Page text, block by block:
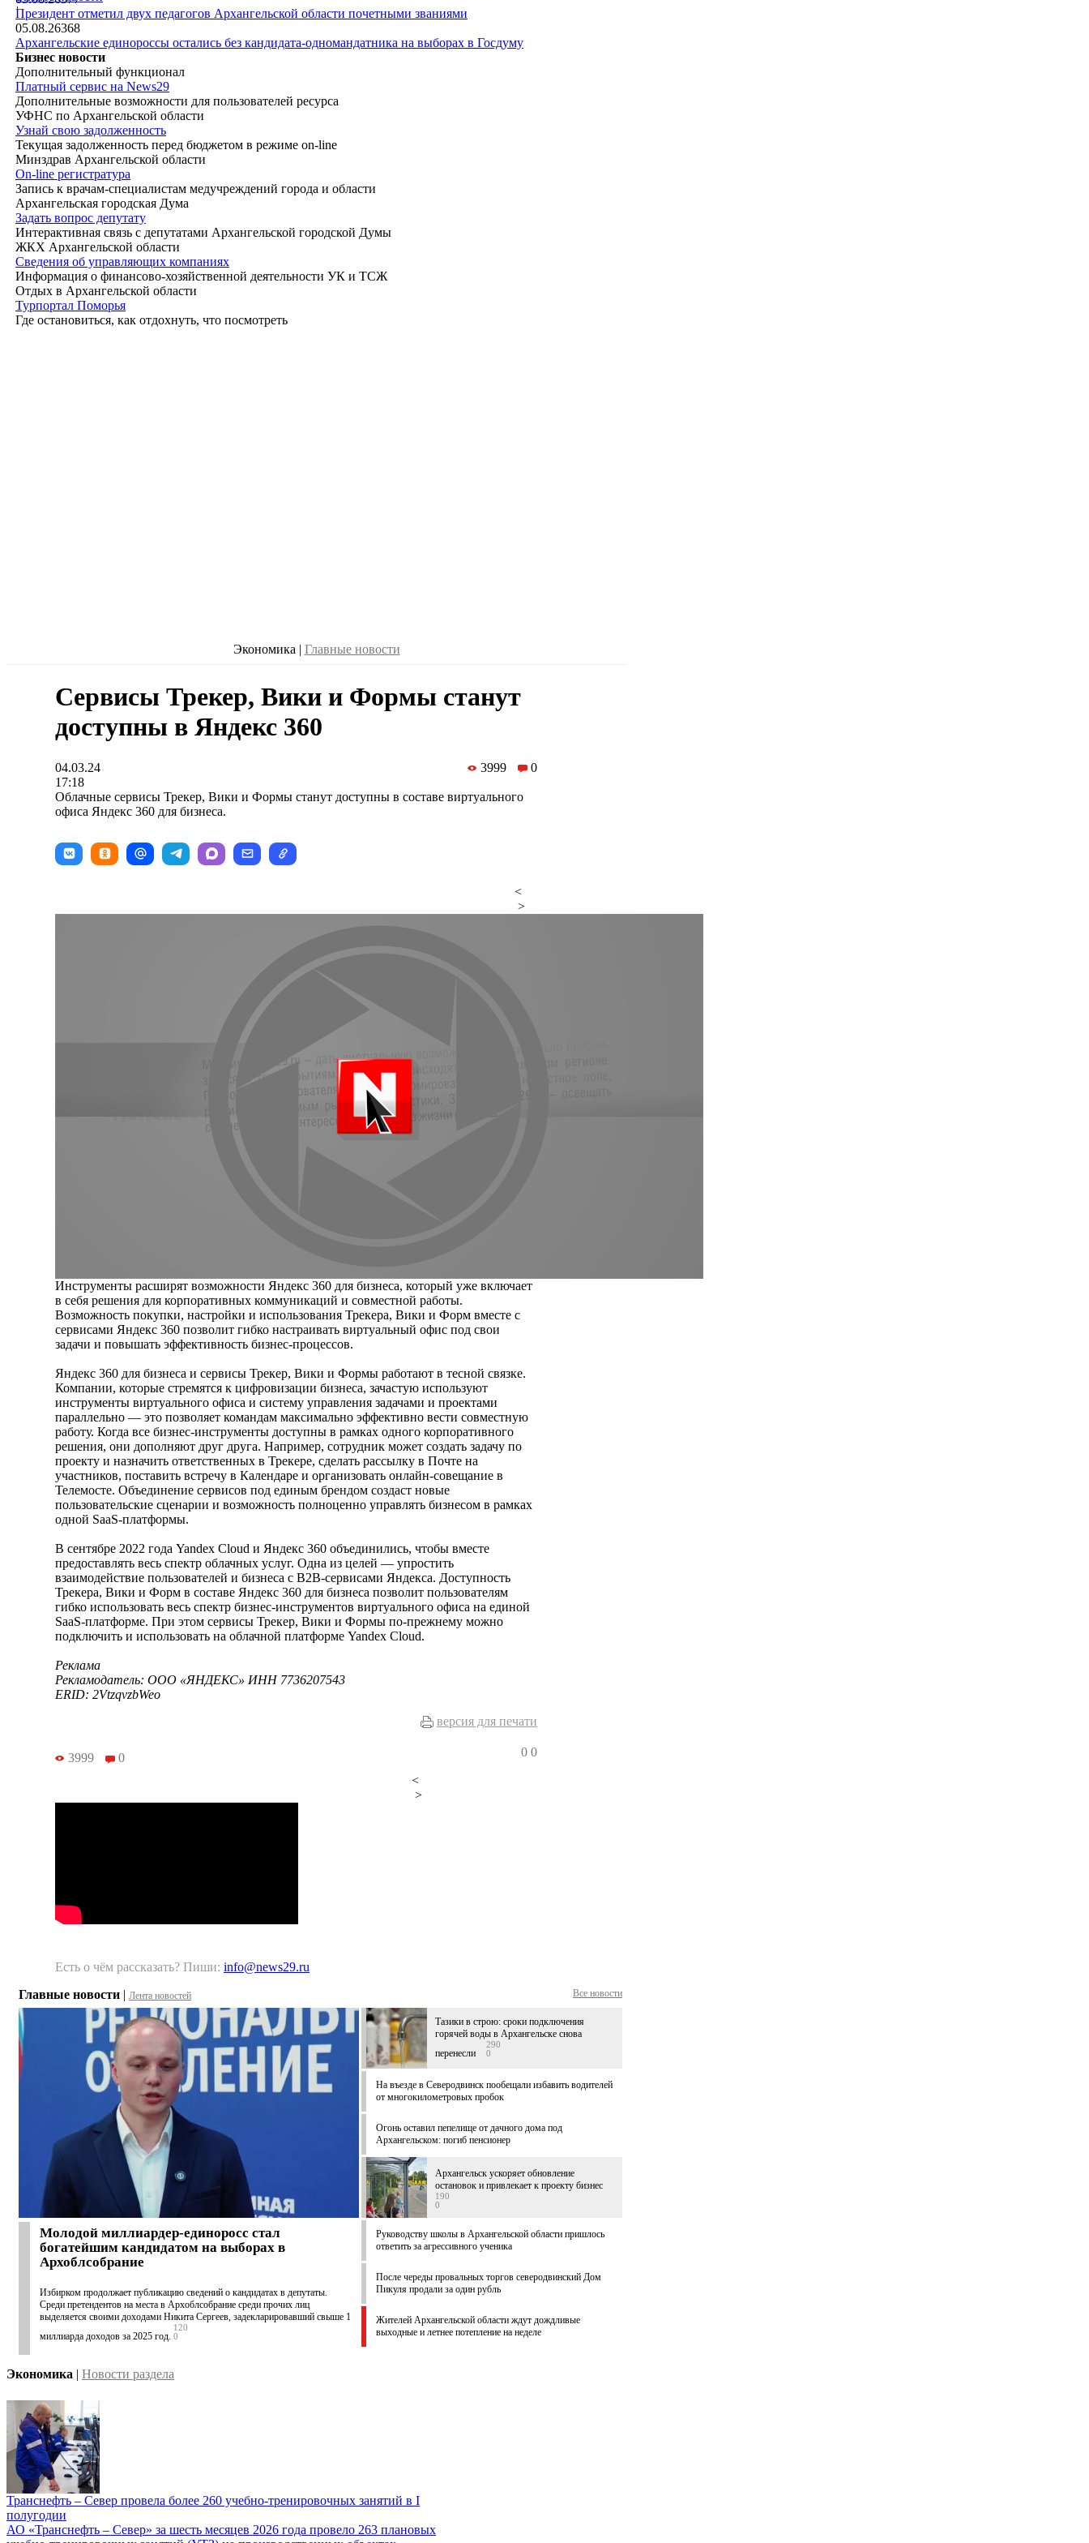
|
Президент отметил двух педагогов Архангельской области почетными званиями
05.08.26368
Архангельские единороссы остались без кандидата-одномандатника на выборах в Госдуму
Бизнес новости
Дополнительный функционал
Платный сервис на News29
Дополнительные возможности для пользователей ресурса
УФНС по Архангельской области
Узнай свою задолженность
Текущая задолженность перед бюджетом в режиме on-line
Минздрав Архангельской области
On-line регистратура
Запись к врачам-специалистам медучреждений города и области
Архангельская городская Дума
Задать вопрос депутату
Интерактивная связь с депутатами Архангельской городской Думы
ЖКХ Архангельской области
Сведения об управляющих компаниях
Информация о финансово-хозяйственной деятельности УК и ТСЖ
Отдых в Архангельской области
Турпортал Поморья
Где остановиться, как отдохнуть, что посмотреть
Экономика | Главные новости
Сервисы Трекер, Вики и Формы станут
доступны в Яндекс 360
04.03.24
17:18
3999 0
Облачные сервисы Трекер, Вики и Формы станут доступны в составе виртуального
офиса Яндекс 360 для бизнеса.
<
>
Инструменты расширят возможности Яндекс 360 для бизнеса, который уже включает
в себя решения для корпоративных коммуникаций и совместной работы.
Возможность покупки, настройки и использования Трекера, Вики и Форм вместе с
сервисами Яндекс 360 позволит гибко настраивать виртуальный офис под свои
задачи и повышать эффективность бизнес-процессов.
Яндекс 360 для бизнеса и сервисы Трекер, Вики и Формы работают в тесной связке.
Компании, которые стремятся к цифровизации бизнеса, зачастую используют
инструменты виртуального офиса и систему управления задачами и проектами
параллельно — это позволяет командам максимально эффективно вести совместную
работу. Когда все бизнес-инструменты доступны в рамках одного корпоративного
решения, они дополняют друг друга. Например, сотрудник может создать задачу по
проекту и назначить ответственных в Трекере, сделать рассылку в Почте на
участников, поставить встречу в Календаре и организовать онлайн-совещание в
Телемосте. Объединение сервисов под единым брендом создаст новые
пользовательские сценарии и возможность полноценно управлять бизнесом в рамках
одной SaaS-платформы.
В сентябре 2022 года Yandex Cloud и Яндекс 360 объединились, чтобы вместе
предоставлять весь спектр облачных услуг. Одна из целей — упростить
взаимодействие пользователей и бизнеса с B2B-сервисами Яндекса. Доступность
Трекера, Вики и Форм в составе Яндекс 360 для бизнеса позволит пользователям
гибко использовать весь спектр бизнес-инструментов виртуального офиса на единой
SaaS-платформе. При этом сервисы Трекер, Вики и Формы по-прежнему можно
подключить и использовать на облачной платформе Yandex Cloud.
Реклама
Рекламодатель: ООО «ЯНДЕКС» ИНН 7736207543
ERID: 2VtzqvzbWeo
версия для печати
3999 0 0 0
<
>
Есть о чём рассказать? Пиши: info@news29.ru
Главные новости | Лента новостей Все новости
Молодой миллиардер-единоросс стал
богатейшим кандидатом на выборах в
Архоблсобрание
Избирком продолжает публикацию сведений о кандидатах в депутаты.
Среди претендентов на места в Архоблсобрание среди прочих лиц
выделяется своими доходами Никита Сергеев, задекларировавший свыше 1
миллиарда доходов за 2025 год.
120
0
Тазики в строю: сроки подключения
горячей воды в Архангельске снова
перенесли
290
0
На въезде в Северодвинск пообещали избавить водителей
от многокилометровых пробок
Огонь оставил пепелище от дачного дома под
Архангельском: погиб пенсионер
Архангельск ускоряет обновление
остановок и привлекает к проекту бизнес
190
0
Руководству школы в Архангельской области пришлось
ответить за агрессивного ученика
После череды провальных торгов северодвинский Дом
Пикуля продали за один рубль
Жителей Архангельской области ждут дождливые
выходные и летнее потепление на неделе
Экономика | Новости раздела
Транснефть – Север провела более 260 учебно-тренировочных занятий в I
полугодии
АО «Транснефть – Север» за шесть месяцев 2026 года провело 263 плановых